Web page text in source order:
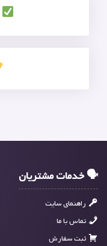
🗣 خدمات مشتریان
راهنمای سایت
تماس با ما
ثبت سفارش